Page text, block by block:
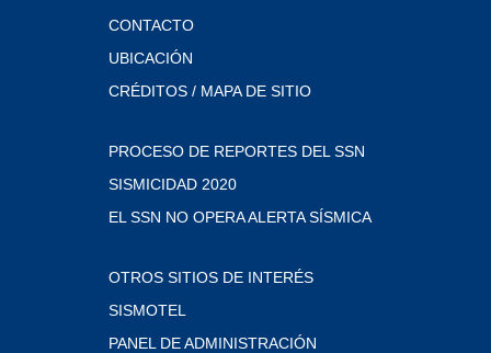
CONTACTO
UBICACIÓN
CRÉDITOS / MAPA DE SITIO
PROCESO DE REPORTES DEL SSN
SISMICIDAD 2020
EL SSN NO OPERA ALERTA SÍSMICA
OTROS SITIOS DE INTERÉS
SISMOTEL
PANEL DE ADMINISTRACIÓN